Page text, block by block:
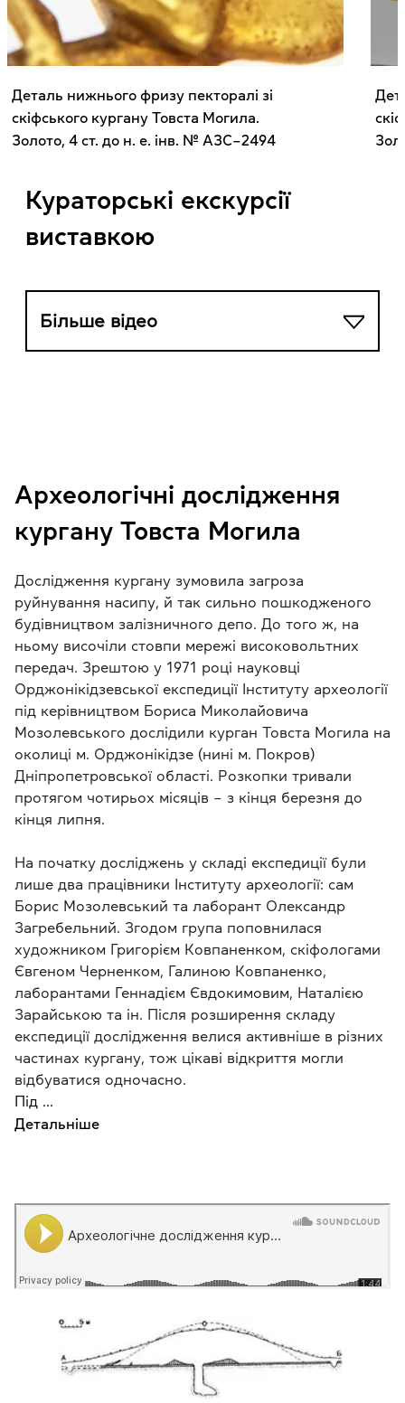
Деталь нижнього фризу пекторалі зі
скіфського кургану Товста Могила.
Золото, 4 ст. до н. е. інв. № АЗС–2494
Кураторські екскурсії
виставкою
Більше відео
Археологічні дослідження
кургану Товста Могила
Дослідження кургану зумовила загроза
руйнування насипу, й так сильно пошкодженого
будівництвом залізничного депо. До того ж, на
ньому височіли стовпи мережі високовольтних
передач. Зрештою у 1971 році науковці
Орджонікідзевської експедиції Інституту археології
під керівництвом Бориса Миколайовича
Мозолевського дослідили курган Товста Могила на
околиці м. Орджонікідзе (нині м. Покров)
Дніпропетровської області. Розкопки тривали
протягом чотирьох місяців – з кінця березня до
кінця липня.
На початку досліджень у складі експедиції були
лише два працівники Інституту археології: сам
Борис Мозолевський та лаборант Олександр
Загребельний. Згодом група поповнилася
художником Григорієм Ковпаненком, скіфологами
Євгеном Черненком, Галиною Ковпаненко,
лаборантами Геннадієм Євдокимовим, Наталією
Зарайською та ін. Після розширення складу
експедиції дослідження велися активніше в різних
частинах кургану, тож цікаві відкриття могли
відбуватися одночасно.
Під ...
Детальніше